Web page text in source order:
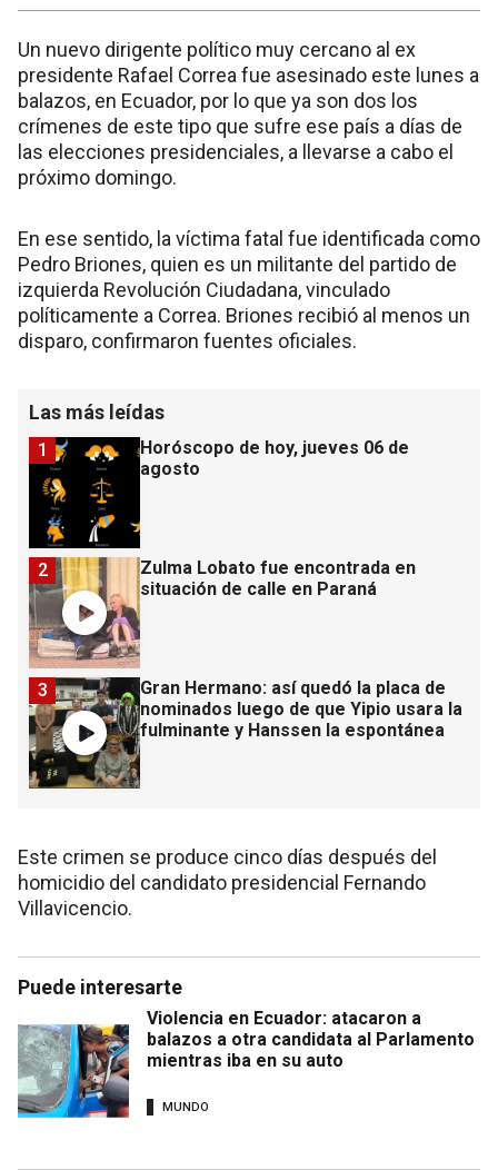
Un nuevo dirigente político muy cercano al ex
presidente Rafael Correa fue asesinado este lunes a
balazos, en Ecuador, por lo que ya son dos los
crímenes de este tipo que sufre ese país a días de
las elecciones presidenciales, a llevarse a cabo el
próximo domingo.
En ese sentido, la víctima fatal fue identificada como
Pedro Briones, quien es un militante del partido de
izquierda Revolución Ciudadana, vinculado
políticamente a Correa. Briones recibió al menos un
disparo, confirmaron fuentes oficiales.
Las más leídas
Horóscopo de hoy, jueves 06 de
agosto
1
Zulma Lobato fue encontrada en
situación de calle en Paraná
2
Gran Hermano: así quedó la placa de
nominados luego de que Yipio usara la
fulminante y Hanssen la espontánea
3
Este crimen se produce cinco días después del
homicidio del candidato presidencial Fernando
Villavicencio.
Puede interesarte
Violencia en Ecuador: atacaron a
balazos a otra candidata al Parlamento
mientras iba en su auto
MUNDO